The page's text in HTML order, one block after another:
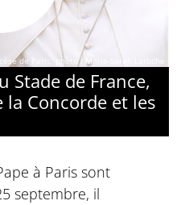
de Paris, photo : Marie-Sarah Laroche
Stade de France,
la Concorde et les
à Paris sont
septembre, il